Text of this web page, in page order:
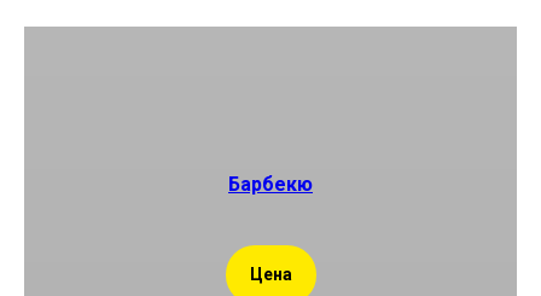
Барбекю
Цена